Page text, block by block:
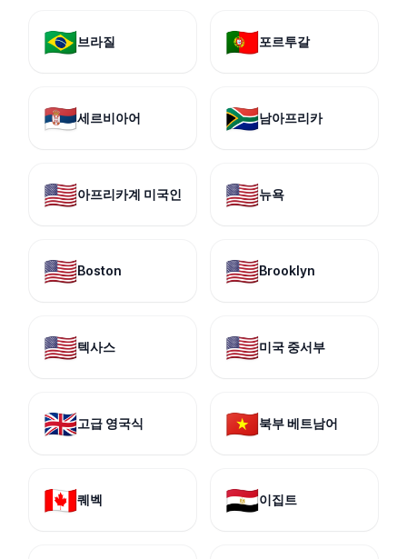
🇧🇷브라질 🇵🇹포르투갈
🇷🇸세르비아어 🇿🇦남아프리카
🇺🇸아프리카계 미국인 🇺🇸뉴욕
🇺🇸Boston 🇺🇸Brooklyn
🇺🇸텍사스 🇺🇸미국 중서부
🇬🇧고급 영국식 🇻🇳북부 베트남어
🇨🇦퀘벡 🇪🇬이집트